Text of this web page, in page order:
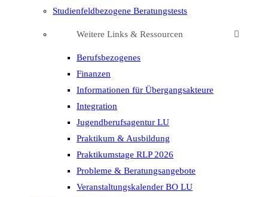
Studienfeldbezogene Beratungstests
Weitere Links & Ressourcen
Berufsbezogenes
Finanzen
Informationen für Übergangsakteure
Integration
Jugendberufsagentur LU
Praktikum & Ausbildung
Praktikumstage RLP 2026
Probleme & Beratungsangebote
Veranstaltungskalender BO LU